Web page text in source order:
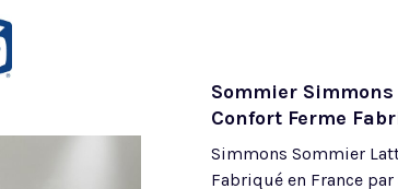
Sommier
Confort Ferme
Simmons Sommier
Fabriqué en France